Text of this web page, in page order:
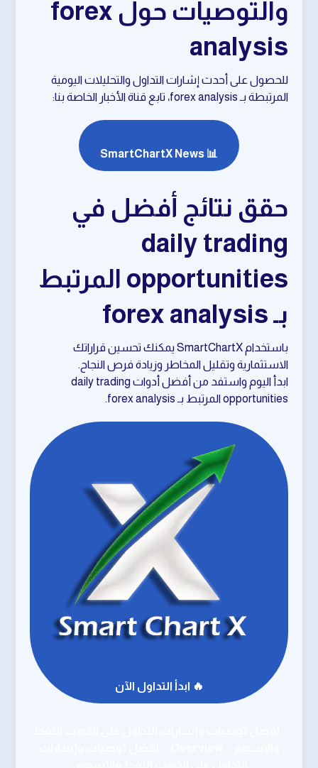
والتوصيات حول forex
analysis
للحصول على أحدث إشارات التداول والتحليلات اليومية
المرتبطة بـ forex analysis، تابع قناة الأخبار الخاصة بنا:
📊 SmartChartX News
حقق نتائج أفضل في
daily trading
opportunities المرتبط
بـ forex analysis
باستخدام SmartChartX يمكنك تحسين قراراتك
الاستثمارية وتقليل المخاطر وزيادة فرص النجاح.
ابدأ اليوم واستفد من أفضل أدوات daily trading
opportunities المرتبط بـ forex analysis.
🔥 ابدأ التداول الآن